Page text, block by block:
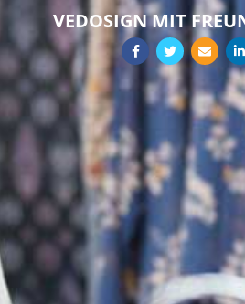
VEDOSIGN MIT